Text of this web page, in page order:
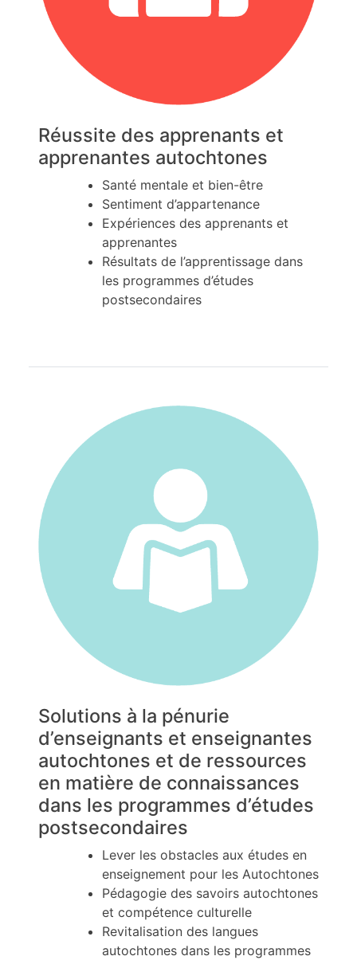
Réussite des apprenants et
apprenantes autochtones
Santé mentale et bien-être
Sentiment d’appartenance
Expériences des apprenants et
apprenantes
Résultats de l’apprentissage dans
les programmes d’études
postsecondaires
Solutions à la pénurie
d’enseignants et enseignantes
autochtones et de ressources
en matière de connaissances
dans les programmes d’études
postsecondaires
Lever les obstacles aux études en
enseignement pour les Autochtones
Pédagogie des savoirs autochtones
et compétence culturelle
Revitalisation des langues
autochtones dans les programmes